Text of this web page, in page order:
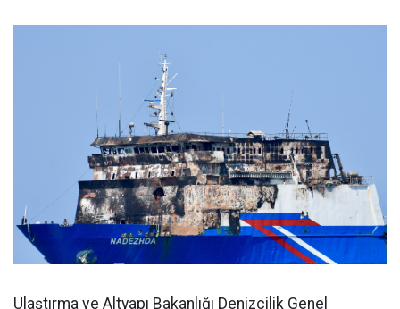
Ulaştırma ve Altyapı Bakanlığı Denizcilik Genel